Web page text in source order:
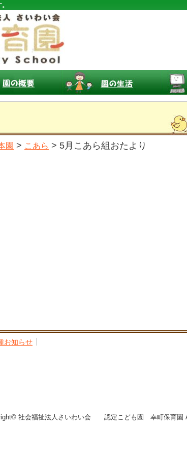
園 > こあら > 5月こあら組おたより
お知らせ
社会福祉法人さいわい会 認定こども園 幸町保育園